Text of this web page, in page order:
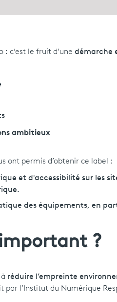
: c’est le fruit d’une démarche
ambitieux
ont permis d’obtenir ce label :
et d'accessibilité sur les
des équipements, en
?
réduire l’empreinte
l’Institut du Numérique